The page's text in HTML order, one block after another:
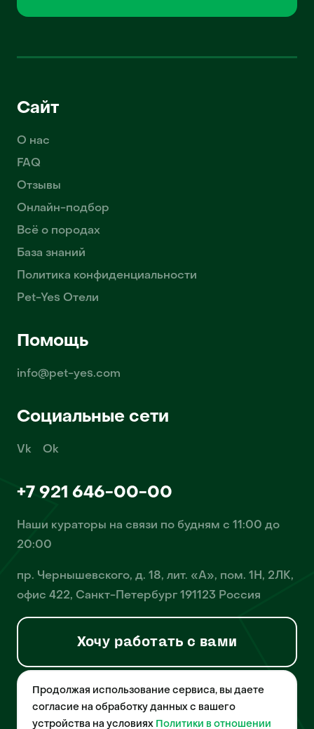
Сайт
О нас
FAQ
Отзывы
Онлайн-подбор
Всё о породах
База знаний
Политика конфиденциальности
Pet-Yes Отели
Помощь
info@pet-yes.com
Социальные сети
Vk Ok
+7 921 646-00-00
Наши кураторы на связи по будням с 11:00 до
20:00
пр. Чернышевского, д. 18, лит. «А», пом. 1Н, 2ЛК,
офис 422, Санкт-Петербург 191123 Россия
Хочу работать с вами
© 2026 Pet-Yes. ООО «Биржа домашних животных «Пет-Ес»
осуществляет деятельность в области информационных
технологий, деятельность по разработке и эксплуатации
Продолжая использование сервиса, вы даете
согласие на обработку данных с вашего
устройства на условиях Политики в отношении